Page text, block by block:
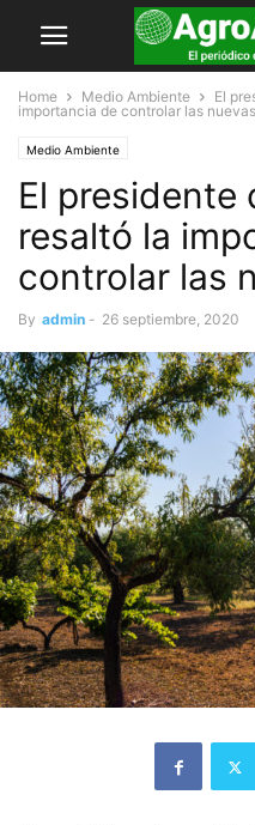
Home Medio Ambiente
El
importancia de controlar las
Medio Ambiente
El presidente
resaltó la
controlar las
By admin - 26 septiembre, 2020